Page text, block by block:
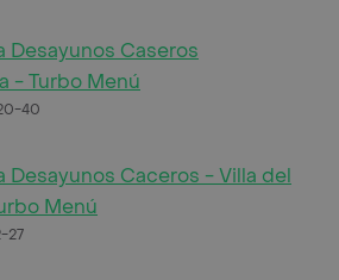
Desayunos Caseros
- Turbo Menú
40
Desayunos Caceros - Villa del
Menú
27